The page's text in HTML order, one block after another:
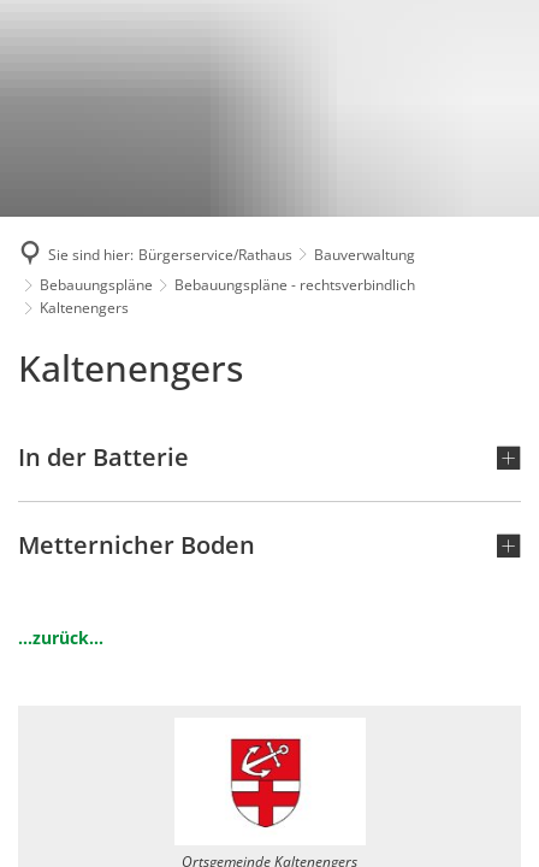
Sie sind hier: Bürgerservice/Rathaus
Bauverwaltung
Bebauungspläne
Bebauungspläne - rechtsverbindlich
Kaltenengers
Kaltenengers
Kaltenengers
In der Batterie
Metternicher Boden
...zurück...
Ortsgemeinde Kaltenengers